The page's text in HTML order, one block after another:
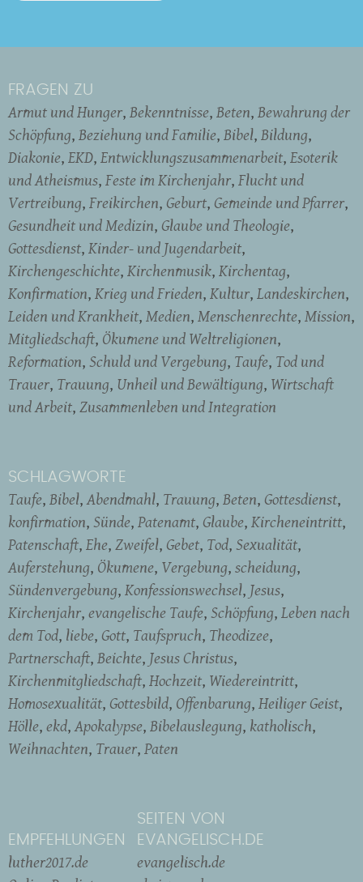
FRAGEN ZU
Armut und Hunger Bekenntnisse Beten Bewahrung der
Schöpfung Beziehung und Familie Bibel Bildung
Diakonie EKD Entwicklungszusammenarbeit Esoterik
und Atheismus Feste im Kirchenjahr Flucht und
Vertreibung Freikirchen Geburt Gemeinde und Pfarrer
Gesundheit und Medizin Glaube und Theologie
Gottesdienst Kinder- und Jugendarbeit
Kirchengeschichte Kirchenmusik Kirchentag
Konfirmation Krieg und Frieden Kultur Landeskirchen
Leiden und Krankheit Medien Menschenrechte Mission
Mitgliedschaft Ökumene und Weltreligionen
Reformation Schuld und Vergebung Taufe Tod und
Trauer Trauung Unheil und Bewältigung Wirtschaft
und Arbeit Zusammenleben und Integration
SCHLAGWORTE
Taufe Bibel Abendmahl Trauung Beten Gottesdienst
konfirmation Sünde Patenamt Glaube Kircheneintritt
Patenschaft Ehe Zweifel Gebet Tod Sexualität
Auferstehung Ökumene Vergebung scheidung
Sündenvergebung Konfessionswechsel Jesus
Kirchenjahr evangelische Taufe Schöpfung Leben nach
dem Tod liebe Gott Taufspruch Theodizee
Partnerschaft Beichte Jesus Christus
Kirchenmitgliedschaft Hochzeit Wiedereintritt
Homosexualität Gottesbild Offenbarung Heiliger Geist
Hölle ekd Apokalypse Bibelauslegung katholisch
Weihnachten Trauer Paten
EMPFEHLUNGEN
luther2017.de
SEITEN VON
EVANGELISCH.DE
evangelisch.de